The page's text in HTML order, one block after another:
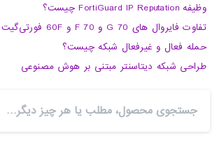
وظیفه FortiGuard IP Reputation چیست؟
تفاوت فایروال های 70 G و 70 F و 60F فورتی‌گیت
حمله فعال و غیرفعال شبکه چیست؟
طراحی شبکه دیتاسنتر مبتنی بر هوش مصنوعی